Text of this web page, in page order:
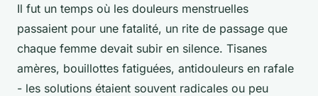
Il fut un temps où les douleurs menstruelles
passaient pour une fatalité, un rite de passage que
chaque femme devait subir en silence. Tisanes
amères, bouillottes fatiguées, antidouleurs en rafale
- les solutions étaient souvent radicales ou peu